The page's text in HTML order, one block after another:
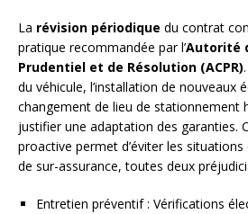
La révision périodique du contrat
pratique recommandée par l’Autorité
Prudentiel et de Résolution (ACPR)
du véhicule, l’installation de nouveaux
changement de lieu de stationnement
justifier une adaptation des garanties.
proactive permet d’éviter les
de sur-assurance, toutes deux
Entretien préventif : Vérifications